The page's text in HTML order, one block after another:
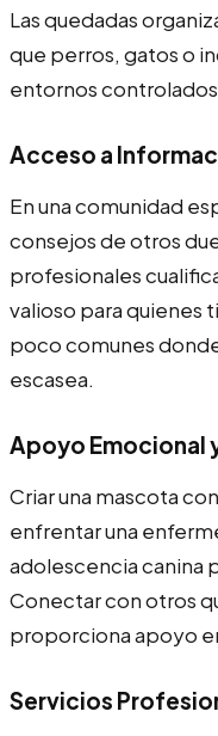
Las quedadas
que perros, gatos o
entornos
Acceso a
En una comunidad
consejos de otros
profesionales
valioso para quienes
poco comunes
escasea.
Apoyo Emocional
Criar una mascota
enfrentar una
adolescencia canina
Conectar con otros
proporciona apoyo
Servicios